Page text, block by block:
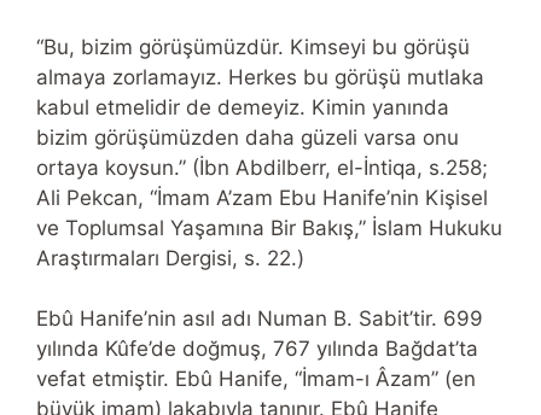
“Bu, bizim görüşümüzdür. Kimseyi bu görüşü
almaya zorlamayız. Herkes bu görüşü mutlaka
kabul etmelidir de demeyiz. Kimin yanında
bizim görüşümüzden daha güzeli varsa onu
ortaya koysun.” (İbn Abdilberr, el-İntiqa, s.258;
Ali Pekcan, “İmam A’zam Ebu Hanife’nin Kişisel
ve Toplumsal Yaşamına Bir Bakış,” İslam Hukuku
Araştırmaları Dergisi, s. 22.)
Ebû Hanife’nin asıl adı Numan B. Sabit’tir. 699
yılında Kûfe’de doğmuş, 767 yılında Bağdat’ta
vefat etmiştir. Ebû Hanife, “İmam-ı Âzam” (en
büyük imam) lakabıyla tanınır. Ebû Hanife